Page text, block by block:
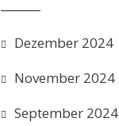
Dezember 2024
November 2024
September 2024